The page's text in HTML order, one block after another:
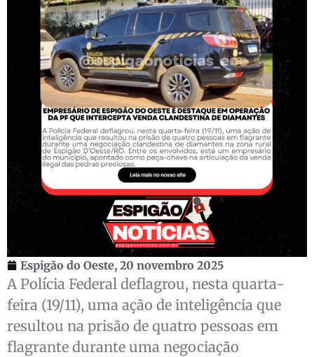
Espigão do Oeste, 20 novembro 2025
A Polícia Federal deflagrou, nesta quarta-
feira (19/11), uma ação de inteligência que
resultou na prisão de quatro pessoas em
flagrante durante uma negociação